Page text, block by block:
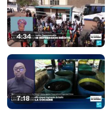
4:34
7:18